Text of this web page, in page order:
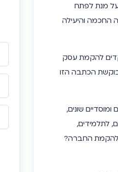
מנת לפתח
החכמה והיעילה
להקמת עסק
הכתבה הזו
שונים,
לתלמידים,
להקמת החברה?